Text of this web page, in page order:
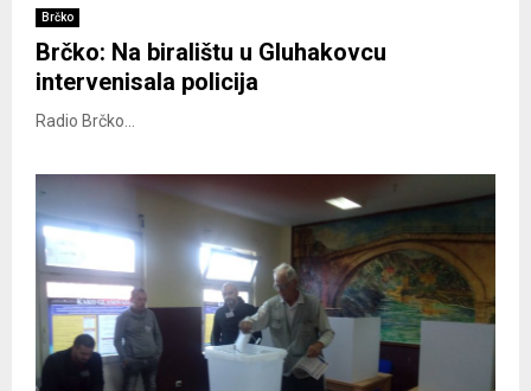
Brčko
Brčko: Na biralištu u Gluhakovcu
intervenisala policija
Radio Brčko...